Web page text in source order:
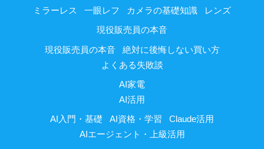
ミラーレス 一眼レフ カメラの基礎知識 レンズ
現役販売員の本音
現役販売員の本音
絶対に後悔しない買い方
よくある失敗談
AI家電
AI活用
AI入門・基礎 AI資格・学習
Claude活用
AIエージェント・上級活用